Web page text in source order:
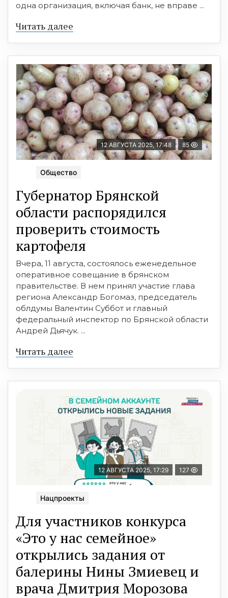
одна организация, включая банк, не вправе ...
Читать далее
12 АВГУСТА 2025, 17:48 85
Общество
Губернатор Брянской
области распорядился
проверить стоимость
картофеля
Вчера, 11 августа, состоялось еженедельное
оперативное совещание в брянском
правительстве. В нем принял участие глава
региона Александр Богомаз, председатель
облдумы Валентин Суббот и главный
федеральный инспектор по Брянской области
Андрей Дьячук. ...
Читать далее
12 АВГУСТА 2025, 17:29 127
Нацпроекты
Для участников конкурса
«Это у нас семейное»
открылись задания от
балерины Нины Змиевец и
врача Дмитрия Морозова